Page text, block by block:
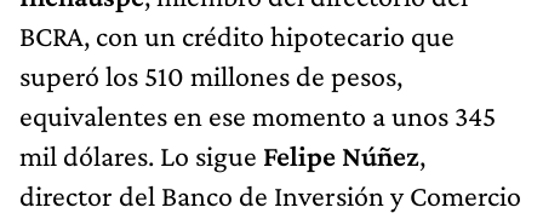
BCRA, con un crédito hipotecario que
superó los 510 millones de pesos,
equivalentes en ese momento a unos 345
mil dólares. Lo sigue Felipe Núñez,
director del Banco de Inversión y Comercio